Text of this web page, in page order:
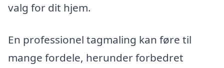
valg for dit hjem.
En professionel tagmaling kan føre til
mange fordele, herunder forbedret